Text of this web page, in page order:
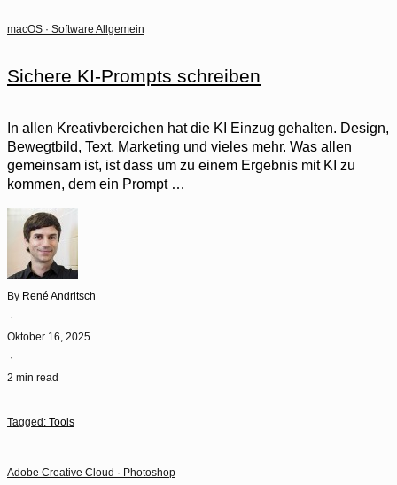
macOS · Software Allgemein
Sichere KI-Prompts schreiben
In allen Kreativbereichen hat die KI Einzug gehalten. Design,
Bewegtbild, Text, Marketing und vieles mehr. Was allen
gemeinsam ist, ist dass um zu einem Ergebnis mit KI zu
kommen, dem ein Prompt …
By René Andritsch
·
Oktober 16, 2025
·
2 min read
Tagged: Tools
Adobe Creative Cloud · Photoshop